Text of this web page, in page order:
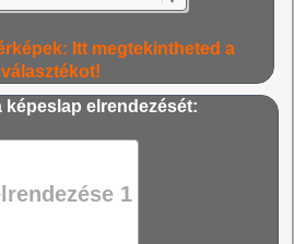
Itt megtekintheted a
választékot!
képeslap elrendezését: